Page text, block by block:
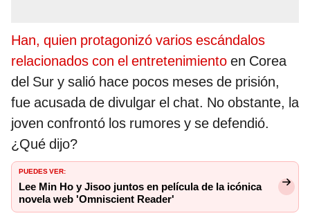
Han, quien protagonizó varios escándalos
relacionados con el entretenimiento en Corea
del Sur y salió hace pocos meses de prisión,
fue acusada de divulgar el chat. No obstante, la
joven confrontó los rumores y se defendió.
¿Qué dijo?
PUEDES VER:
Lee Min Ho y Jisoo juntos en película de la icónica
novela web 'Omniscient Reader'